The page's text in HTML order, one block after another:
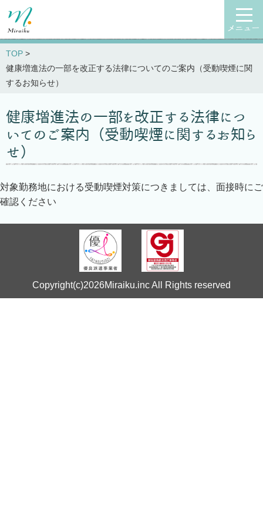
メニュー
TOP
健康増進法の一部を改正する法律についてのご案内（受動喫煙に関
するお知らせ）
健康増進法の一部を改正する法律につ
いてのご案内（受動喫煙に関するお知ら
せ）
対象勤務地における受動喫煙対策につきましては、面接時にご
確認ください
Copyright(c)2026Miraiku.inc All Rights reserved